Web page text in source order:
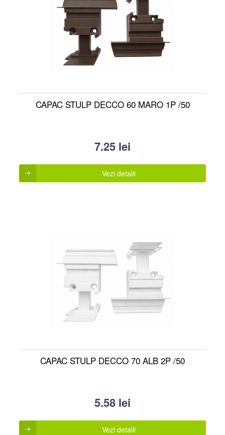
CAPAC STULP DECCO 60 MARO 1P /50
7.25 lei
Vezi detalii
CAPAC STULP DECCO 70 ALB 2P /50
5.58 lei
Vezi detalii